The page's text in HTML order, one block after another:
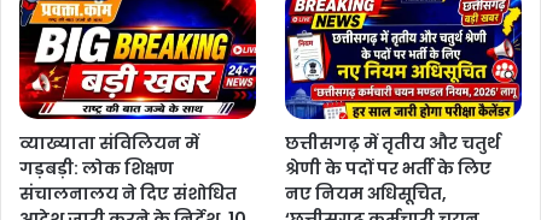
व्याख्याता संविलियन में
गड़बड़ी: लोक शिक्षण
संचालनालय ने दिए संशोधित
छत्तीसगढ़ में तृतीय और चतुर्थ
श्रेणी के पदों पर भर्ती के लिए
नए नियम अधिसूचित,